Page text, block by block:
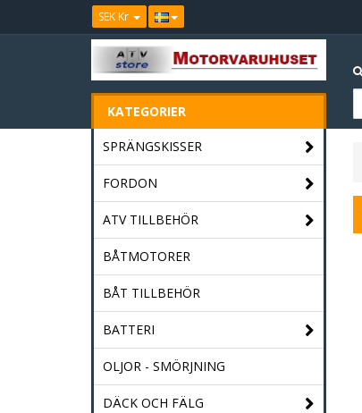
SEK Kr
KATEGORIER
SPRÄNGSKISSER
FORDON
ATV TILLBEHÖR
BÅTMOTORER
BÅT TILLBEHÖR
BATTERI
OLJOR - SMÖRJNING
DÄCK OCH FÄLG